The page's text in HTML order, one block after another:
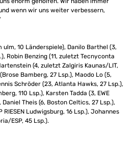
wenn wir uns weiter verbessern,
10 Länderspiele), Danilo Barthel (3,
Robin Benzing (11, zuletzt Tecnyconta
(4, zuletzt Zalgiris Kaunas/LIT,
Bamberg, 27 Lsp.), Maodo Lo (5,
Schröder (23, Atlanta Hawks, 27 Lsp.),
110 Lsp.), Karsten Tadda (3, EWE
Theis (6, Boston Celtics, 27 Lsp.),
Ludwigsburg, 16 Lsp.), Johannes
ESP, 45 Lsp.).